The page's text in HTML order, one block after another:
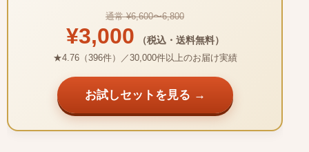
通常 ¥6,600〜6,800
¥3,000 （税込・送料無料）
★4.76（396件）／30,000件以上のお届け実績
お試しセットを見る →